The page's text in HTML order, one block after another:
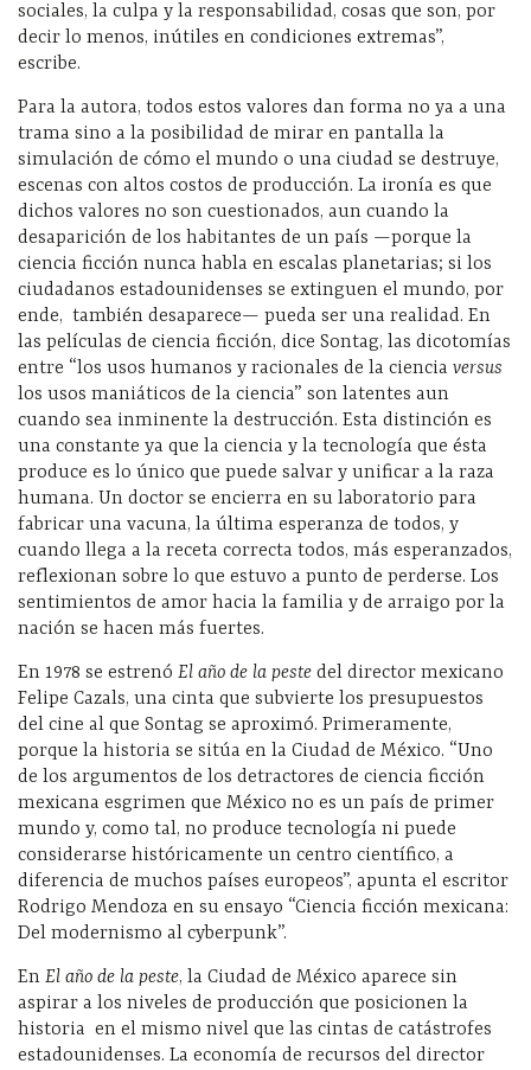
sociales, la culpa y la responsabilidad, cosas que son, por
decir lo menos, inútiles en condiciones extremas”,
escribe.
Para la autora, todos estos valores dan forma no ya a una
trama sino a la posibilidad de mirar en pantalla la
simulación de cómo el mundo o una ciudad se destruye,
escenas con altos costos de producción. La ironía es que
dichos valores no son cuestionados, aun cuando la
desaparición de los habitantes de un país —porque la
ciencia ficción nunca habla en escalas planetarias; si los
ciudadanos estadounidenses se extinguen el mundo, por
ende, también desaparece— pueda ser una realidad. En
las películas de ciencia ficción, dice Sontag, las dicotomías
entre “los usos humanos y racionales de la ciencia versus
los usos maniáticos de la ciencia” son latentes aun
cuando sea inminente la destrucción. Esta distinción es
una constante ya que la ciencia y la tecnología que ésta
produce es lo único que puede salvar y unificar a la raza
humana. Un doctor se encierra en su laboratorio para
fabricar una vacuna, la última esperanza de todos, y
cuando llega a la receta correcta todos, más esperanzados,
reflexionan sobre lo que estuvo a punto de perderse. Los
sentimientos de amor hacia la familia y de arraigo por la
nación se hacen más fuertes.
En 1978 se estrenó El año de la peste del director mexicano
Felipe Cazals, una cinta que subvierte los presupuestos
del cine al que Sontag se aproximó. Primeramente,
porque la historia se sitúa en la Ciudad de México. “Uno
de los argumentos de los detractores de ciencia ficción
mexicana esgrimen que México no es un país de primer
mundo y, como tal, no produce tecnología ni puede
considerarse históricamente un centro científico, a
diferencia de muchos países europeos”, apunta el escritor
Rodrigo Mendoza en su ensayo “Ciencia ficción mexicana:
Del modernismo al cyberpunk”.
En El año de la peste, la Ciudad de México aparece sin
aspirar a los niveles de producción que posicionen la
historia en el mismo nivel que las cintas de catástrofes
estadounidenses. La economía de recursos del director